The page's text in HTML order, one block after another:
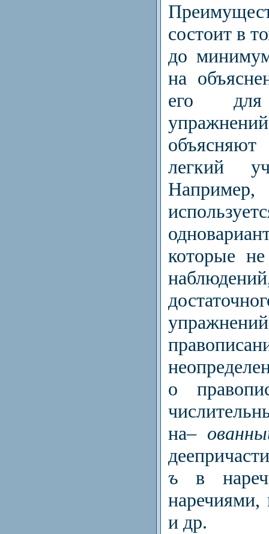
состоит в
до
на
его для
легкий
которые
о
на–
ъв
наречиями,
и др.